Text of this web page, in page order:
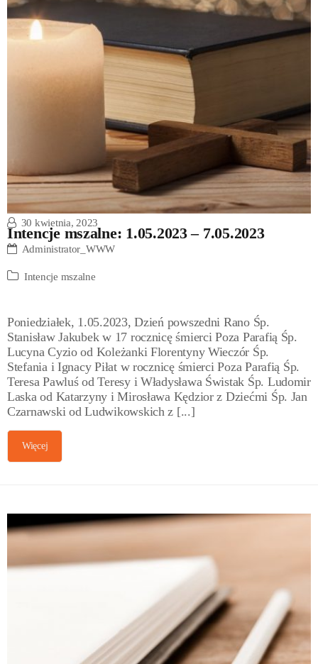
Intencje mszalne: 1.05.2023 – 7.05.2023
30 kwietnia, 2023
Administrator_WWW
Intencje mszalne
Poniedziałek, 1.05.2023, Dzień powszedni Rano Śp.
Stanisław Jakubek w 17 rocznicę śmierci Poza Parafią Śp.
Lucyna Cyzio od Koleżanki Florentyny Wieczór Śp.
Stefania i Ignacy Piłat w rocznicę śmierci Poza Parafią Śp.
Teresa Pawluś od Teresy i Władysława Świstak Śp. Ludomir
Laska od Katarzyny i Mirosława Kędzior z Dziećmi Śp. Jan
Czarnawski od Ludwikowskich z [...]
Więcej